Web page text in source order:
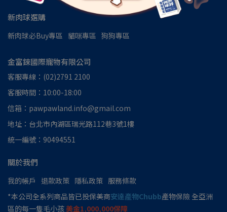
新肉球選購
新肉球必Buy專區 貓咪專區 狗狗專區
金富錸國際寵物有限公司
客服專線：(02)2791 2100
客服時間：10:00-18:00
信箱：pawpawland.info@gmail.com
地址：台北市內湖區瑞光路112巷3號1樓
統一編號：90494551
關於我們
我的帳戶 退款政策 隱私政策 服務條款
*本公司全系列商品皆已投保美商安達產物Chubb產物保險 全亞洲
區的每一隻毛小孩美金1,000,000保障